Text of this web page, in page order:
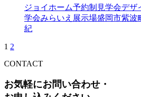
ジョイホーム予約制見学会デザ
学会みらいえ展示場盛岡市紫波
紀
1 2
CONTACT
お気軽にお問い合わせ・